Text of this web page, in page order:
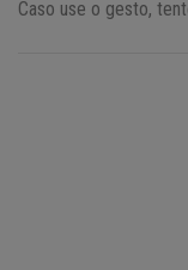
Caso use o gesto,